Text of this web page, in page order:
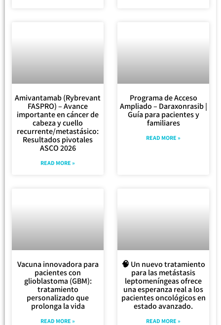
Amivantamab (Rybrevant
FASPRO) – Avance
importante en cáncer de
cabeza y cuello
recurrente/metastásico:
Resultados pivotales
ASCO 2026
READ MORE »
Programa de Acceso
Ampliado – Daraxonrasib |
Guía para pacientes y
familiares
READ MORE »
Vacuna innovadora para
pacientes con
glioblastoma (GBM):
tratamiento
personalizado que
prolonga la vida
READ MORE »
🧠 Un nuevo tratamiento
para las metástasis
leptomeníngeas ofrece
una esperanza real a los
pacientes oncológicos en
estado avanzado.
READ MORE »